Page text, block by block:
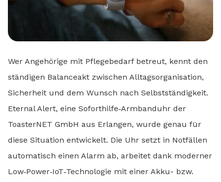
Wer Angehörige mit Pflegebedarf betreut, kennt den
ständigen Balanceakt zwischen Alltagsorganisation,
Sicherheit und dem Wunsch nach Selbstständigkeit.
Eternal Alert, eine Soforthilfe‑Armbanduhr der
ToasterNET GmbH aus Erlangen, wurde genau für
diese Situation entwickelt. Die Uhr setzt in Notfällen
automatisch einen Alarm ab, arbeitet dank moderner
Low‑Power‑IoT‑Technologie mit einer Akku- bzw.